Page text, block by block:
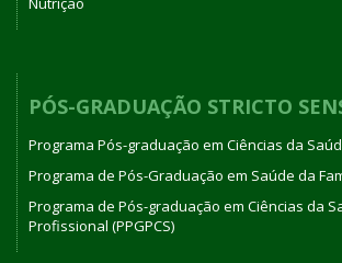
PÓS-GRADUAÇÃO STRICTO
Programa Pós-graduação em Ciências da
Programa de Pós-Graduação em Saúde da
Programa de Pós-graduação em Ciências da
Profissional (PPGPCS)